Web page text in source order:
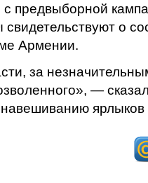
предвыборной
о
Армении.
за
—
ярлыков